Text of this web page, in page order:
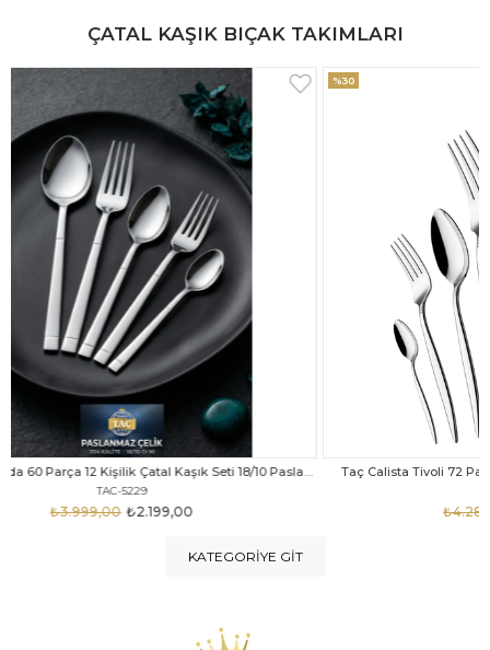
ÇATAL KAŞIK BIÇAK TAKIMLARI
Taç Felina Nida 60 Parça 12 Kişilik Çatal Kaşık Seti 18/10 Paslanmaz Çelik Taç Calista Tivoli 72 Parça 12 Kişilik Çatal Kaşık Bıçak Seti
₺4.289,00
Taç
KATEGORIYE GIT